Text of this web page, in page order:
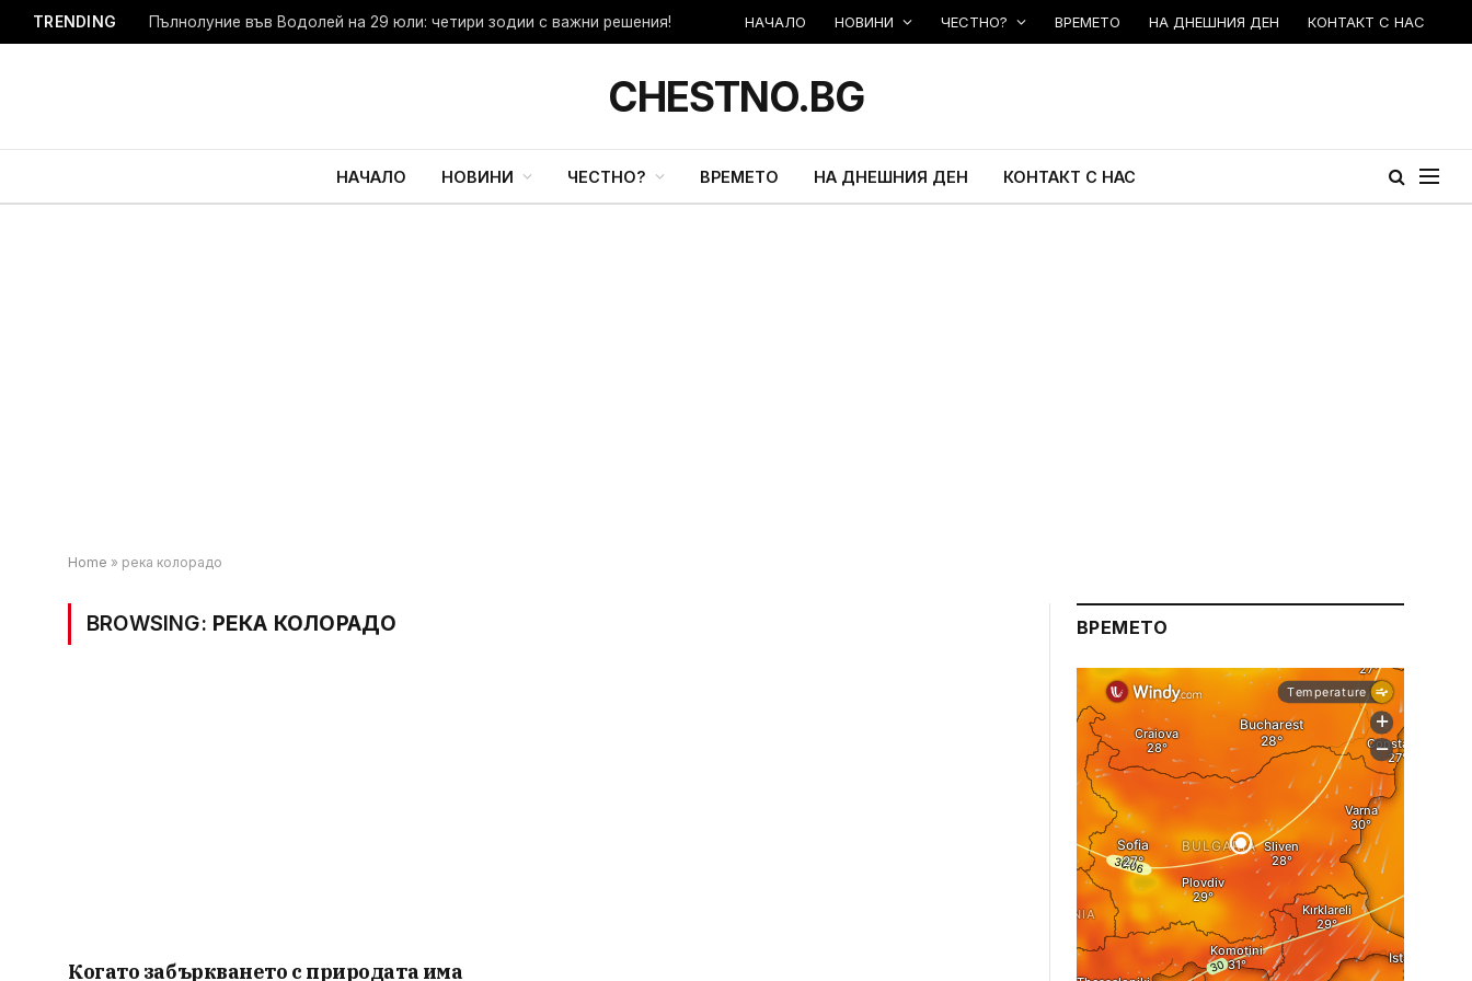
TRENDING Пълнолуние във Водолей на 29 юли: четири зодии с важни решения! НАЧАЛО НОВИНИ ЧЕСТНО? ВРЕМЕТО НА ДНЕШНИЯ ДЕН КОНТАКТ С НАС
CHESTNO.BG
НАЧАЛО НОВИНИ ЧЕСТНО? ВРЕМЕТО НА ДНЕШНИЯ ДЕН КОНТАКТ С НАС
Home » река колорадо
BROWSING: РЕКА КОЛОРАДО
Когато забъркването с природата има
ВРЕМЕТО